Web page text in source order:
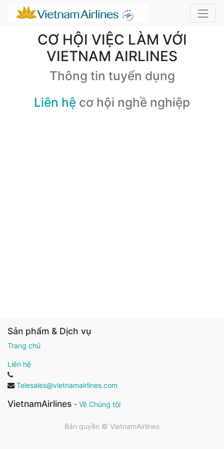
CƠ HỘI VIỆC LÀM VỚI
VIETNAM AIRLINES
Thông tin tuyển dụng
Liên hệ cơ hội nghề nghiệp
Sản phẩm & Dịch vụ
Trang chủ
Liên hệ
Telesales@vietnamairlines.com
VietnamAirlines - Về Chúng tôi
Bản quyền © VietnamAirlines